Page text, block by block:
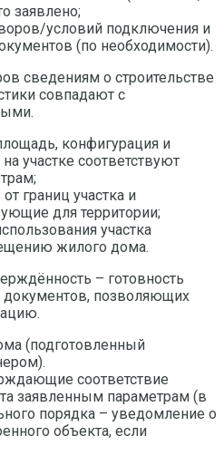
заявлено;
условий подключения и
(по необходимости).
сведениям о строительстве
совпадают с
конфигурация и
участке соответствуют
границ участка и
для территории;
участка
жилого дома.
– готовность
документов, позволяющих
(подготовленный
соответствие
заявленным параметрам (в
порядка – уведомление о
объекта, если